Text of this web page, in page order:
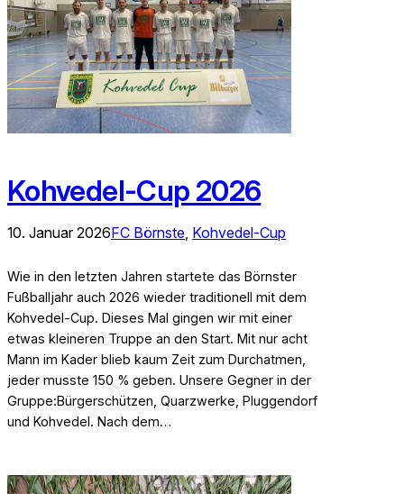
Kohvedel-Cup 2026
10. Januar 2026FC Börnste Kohvedel-Cup
Wie in den letzten Jahren startete das Börnster
Fußballjahr auch 2026 wieder traditionell mit dem
Kohvedel-Cup. Dieses Mal gingen wir mit einer
etwas kleineren Truppe an den Start. Mit nur acht
Mann im Kader blieb kaum Zeit zum Durchatmen,
jeder musste 150 % geben. Unsere Gegner in der
Gruppe:Bürgerschützen, Quarzwerke, Pluggendorf
und Kohvedel. Nach dem…